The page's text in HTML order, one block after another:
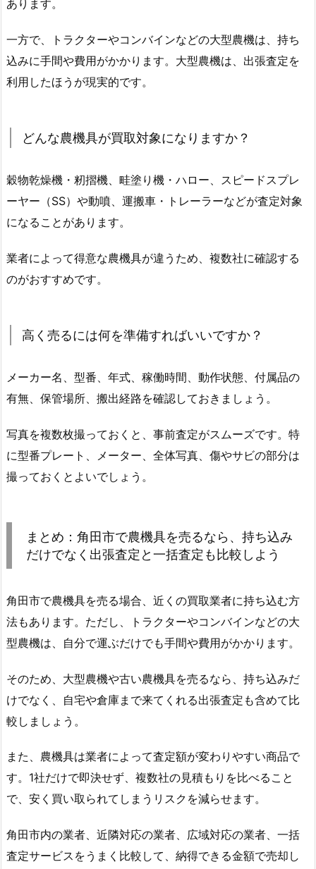
あります。
一方で、トラクターやコンバインなどの大型農機は、持ち
込みに手間や費用がかかります。大型農機は、出張査定を
利用したほうが現実的です。
どんな農機具が買取対象になりますか？
穀物乾燥機・籾摺機、畦塗り機・ハロー、スピードスプレ
ーヤー（SS）や動噴、運搬車・トレーラーなどが査定対象
になることがあります。
業者によって得意な農機具が違うため、複数社に確認する
のがおすすめです。
高く売るには何を準備すればいいですか？
メーカー名、型番、年式、稼働時間、動作状態、付属品の
有無、保管場所、搬出経路を確認しておきましょう。
写真を複数枚撮っておくと、事前査定がスムーズです。特
に型番プレート、メーター、全体写真、傷やサビの部分は
撮っておくとよいでしょう。
まとめ：角田市で農機具を売るなら、持ち込み
だけでなく出張査定と一括査定も比較しよう
角田市で農機具を売る場合、近くの買取業者に持ち込む方
法もあります。ただし、トラクターやコンバインなどの大
型農機は、自分で運ぶだけでも手間や費用がかかります。
そのため、大型農機や古い農機具を売るなら、持ち込みだ
けでなく、自宅や倉庫まで来てくれる出張査定も含めて比
較しましょう。
また、農機具は業者によって査定額が変わりやすい商品で
す。1社だけで即決せず、複数社の見積もりを比べること
で、安く買い取られてしまうリスクを減らせます。
角田市内の業者、近隣対応の業者、広域対応の業者、一括
査定サービスをうまく比較して、納得できる金額で売却し